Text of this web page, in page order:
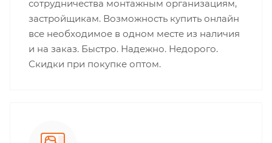
сотрудничества монтажным организациям,
застройщикам. Возможность купить онлайн
все необходимое в одном месте из наличия
и на заказ. Быстро. Надежно. Недорого.
Скидки при покупке оптом.